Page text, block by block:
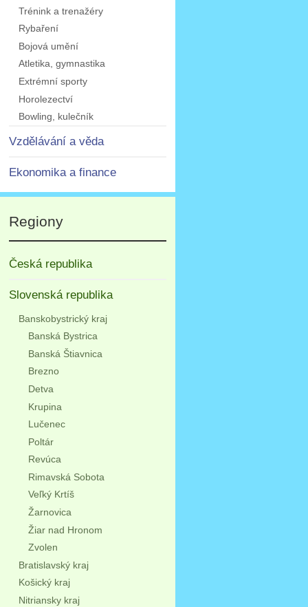
Trénink a trenažéry
Rybaření
Bojová umění
Atletika, gymnastika
Extrémní sporty
Horolezectví
Bowling, kulečník
Vzdělávání a věda
Ekonomika a finance
Regiony
Česká republika
Slovenská republika
Banskobystrický kraj
Banská Bystrica
Banská Štiavnica
Brezno
Detva
Krupina
Lučenec
Poltár
Revúca
Rimavská Sobota
Veľký Krtíš
Žarnovica
Žiar nad Hronom
Zvolen
Bratislavský kraj
Košický kraj
Nitriansky kraj